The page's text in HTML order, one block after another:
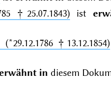
†25.07.1843) ist
†13.12.1854)
in diesem